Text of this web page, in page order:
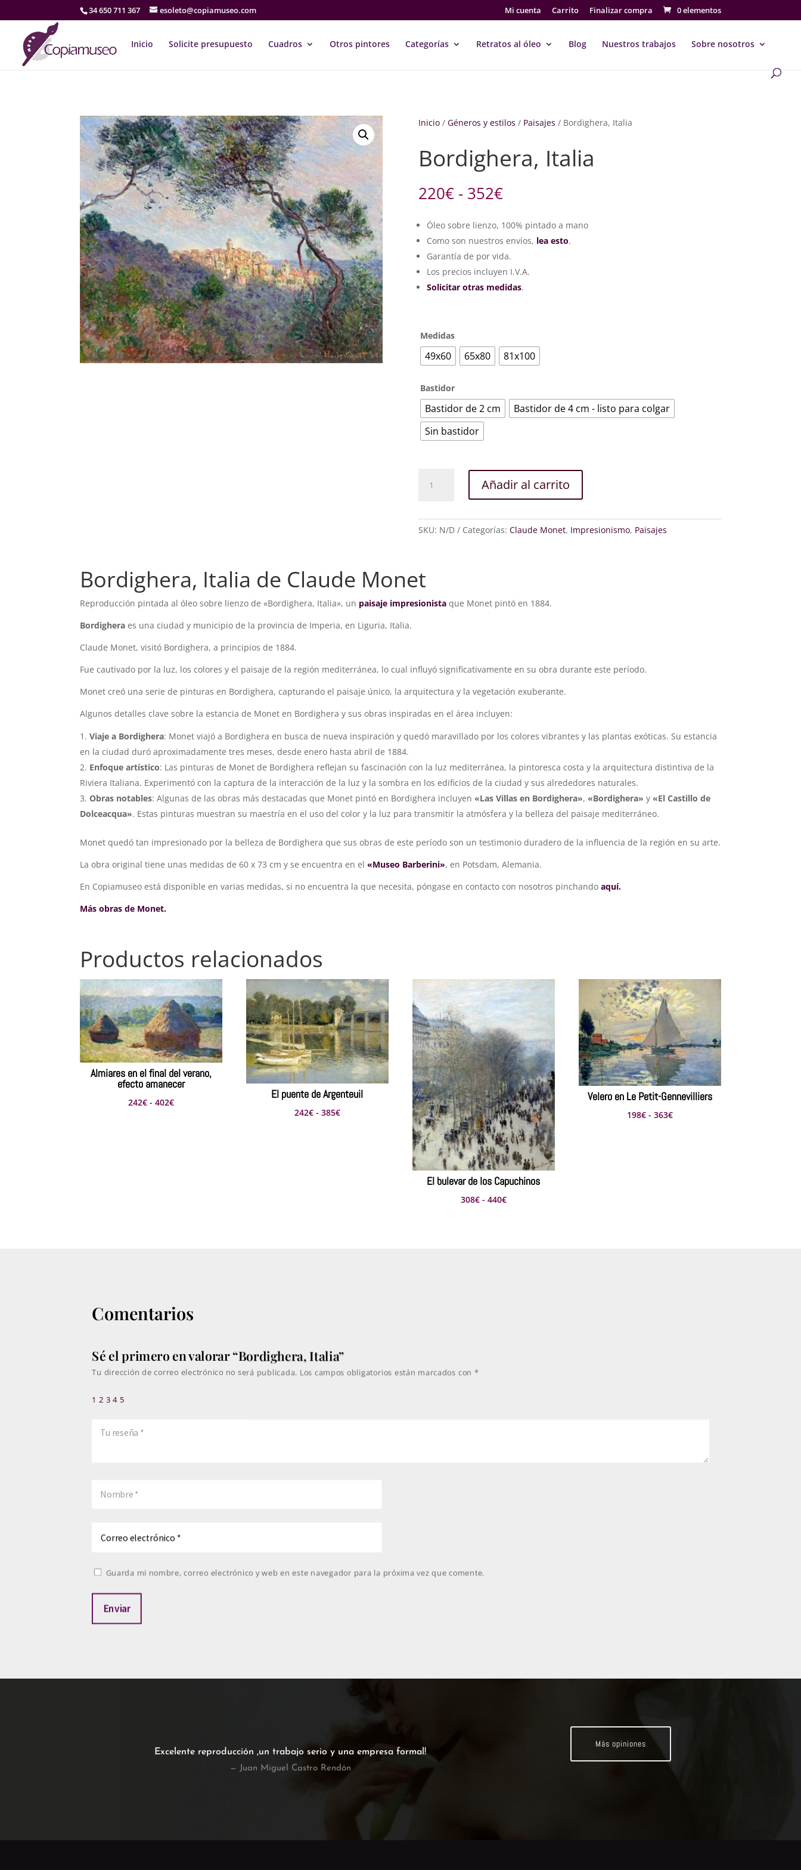
34 650 711 367 esoleto@copiamuseo.com Mi cuenta Carrito Finalizar compra 0 elementos
Inicio Solicite presupuesto Cuadros Otros pintores Categorías Retratos al óleo Blog Nuestros trabajos Sobre nosotros
Inicio/ Géneros y estilos / Paisajes / Bordighera, Italia
Bordighera, Italia
220€ - 352€Rango
de
precios:
desde
220€
hasta
352€
Óleo sobre lienzo, 100% pintado a mano
Como son nuestros envíos, lea esto.
Garantía de por vida.
Los precios incluyen I.V.A.
Solicitar otras medidas.
Medidas
49x60 65x80 81x100
Bastidor
Bastidor de 2 cm
Bastidor de 4 cm - listo para colgar
Sin bastidor
Italia
Añadir al carrito
SKU: N/D Categorías: Claude Monet, Impresionismo, Paisajes
Bordighera, Italia de Claude Monet
Reproducción pintada al óleo sobre lienzo de «Bordighera, Italia», un paisaje impresionista que Monet pintó en 1884.
Bordighera es una ciudad y municipio de la provincia de Imperia, en Liguria, Italia.
Claude Monet, visitó Bordighera, a principios de 1884.
Fue cautivado por la luz, los colores y el paisaje de la región mediterránea, lo cual influyó significativamente en su obra durante este período.
Monet creó una serie de pinturas en Bordighera, capturando el paisaje único, la arquitectura y la vegetación exuberante.
Algunos detalles clave sobre la estancia de Monet en Bordighera y sus obras inspiradas en el área incluyen:
Viaje a Bordighera: Monet viajó a Bordighera en busca de nueva inspiración y quedó maravillado por los colores vibrantes y las plantas exóticas. Su estancia
en la ciudad duró aproximadamente tres meses, desde enero hasta abril de 1884.
Enfoque artístico: Las pinturas de Monet de Bordighera reflejan su fascinación con la luz mediterránea, la pintoresca costa y la arquitectura distintiva de la
Riviera Italiana. Experimentó con la captura de la interacción de la luz y la sombra en los edificios de la ciudad y sus alrededores naturales.
Obras notables: Algunas de las obras más destacadas que Monet pintó en Bordighera incluyen «Las Villas en Bordighera», «Bordighera» y «El Castillo de
Dolceacqua». Estas pinturas muestran su maestría en el uso del color y la luz para transmitir la atmósfera y la belleza del paisaje mediterráneo.
Monet quedó tan impresionado por la belleza de Bordighera que sus obras de este período son un testimonio duradero de la influencia de la región en su arte.
La obra original tiene unas medidas de 60 x 73 cm y se encuentra en el«Museo Barberini», en Potsdam, Alemania.
En Copiamuseo está disponible en varias medidas, si no encuentra la que necesita, póngase en contacto con nosotros pinchandoaquí.
Más obras de Monet.
Productos relacionados
Almiares en el final del verano,
efecto amanecer
242€ - 402€Rango
El puente de Argenteuil
242€ - 385€Rango
El bulevar de los Capuchinos
308€ - 440€Rango
Velero en Le Petit-Gennevilliers
198€ - 363€Rango
Comentarios
Sé el primero en valorar “Bordighera, Italia”
Tu dirección de correo electrónico no será publicada. Los campos obligatorios están marcados con *
1 2 3 4 5
Guarda mi nombre, correo electrónico y web en este navegador para la próxima vez que comente.
Enviar
Excelente reproducción ,un trabajo serio y una empresa formal!
— Juan Miguel Castro Rendón
Más opiniones